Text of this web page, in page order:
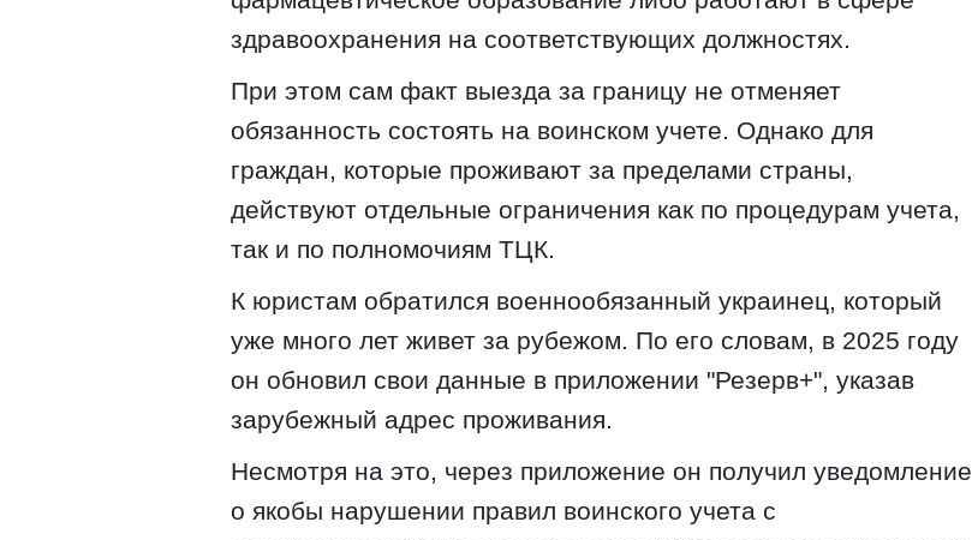
здравоохранения на соответствующих должностях.
При этом сам факт выезда за границу не отменяет
обязанность состоять на воинском учете. Однако для
граждан, которые проживают за пределами страны,
действуют отдельные ограничения как по процедурам учета,
так и по полномочиям ТЦК.
К юристам обратился военнообязанный украинец, который
уже много лет живет за рубежом. По его словам, в 2025 году
он обновил свои данные в приложении "Резерв+", указав
зарубежный адрес проживания.
Несмотря на это, через приложение он получил уведомление
о якобы нарушении правил воинского учета с